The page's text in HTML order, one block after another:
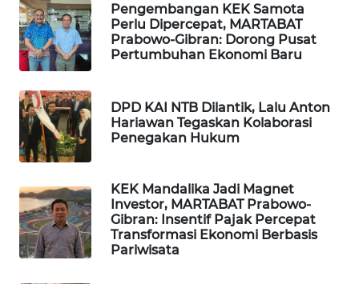
Pengembangan KEK Samota
Perlu Dipercepat, MARTABAT
Prabowo-Gibran: Dorong Pusat
Pertumbuhan Ekonomi Baru
DPD KAI NTB Dilantik, Lalu Anton
Hariawan Tegaskan Kolaborasi
Penegakan Hukum
KEK Mandalika Jadi Magnet
Investor, MARTABAT Prabowo-
Gibran: Insentif Pajak Percepat
Transformasi Ekonomi Berbasis
Pariwisata
HEALTH
WAHANA
DESA
LAPAK
WAHANA
Wahana
Network
KONSUMEN
LISTRIK